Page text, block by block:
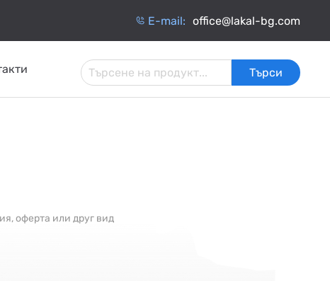
Е-mail: office@lakal-bg.com
Търси
оферта или друг вид